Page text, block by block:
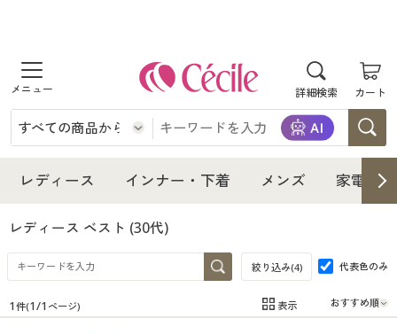
詳細検索 カート
商品を探す
レディース
レディースファッション
女性下着
インナー・下着
インナー・下着通販すべて
女性下着
メンズ下着
メンズ
メンズ通販すべて
メンズファッション
家電・雑貨
家電・雑貨すべて
寝具・インテリア・家具
レディース インナー・下着 メンズ 家電・
レディース ベスト (30代)
絞り込み(4) 代表色のみ
在庫 在庫のある商品のみ表示
1 件(1/1 ページ) 表示